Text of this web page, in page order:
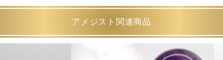
アメジスト関連商品